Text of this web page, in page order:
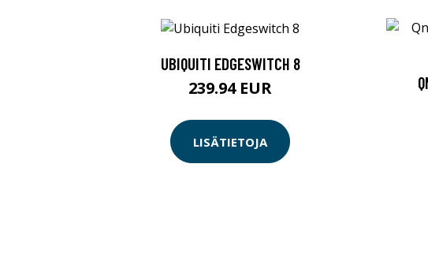
UBIQUITI EDGESWITCH 8
239.94 EUR
LISÄTIETOJA